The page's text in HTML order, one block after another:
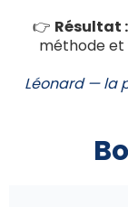
👉 Résultat :
méthode et
Léonard — la